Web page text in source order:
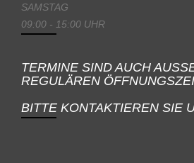
SAMSTAG
09:00 - 15:00 UHR
TERMINE SIND AUCH
REGULÄREN
BITTE KONTAKTIEREN SIE